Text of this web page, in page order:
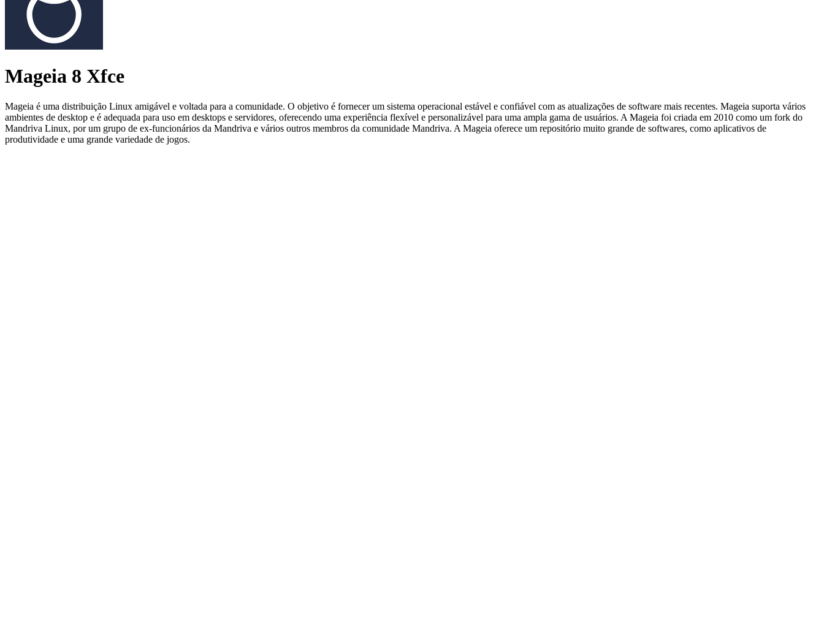
Mageia 8 Xfce
Mageia é uma distribuição Linux amigável e voltada para a comunidade. O objetivo é fornecer um sistema operacional estável e confiável com as atualizações de software mais recentes. Mageia suporta vários
ambientes de desktop e é adequada para uso em desktops e servidores, oferecendo uma experiência flexível e personalizável para uma ampla gama de usuários. A Mageia foi criada em 2010 como um fork do
Mandriva Linux, por um grupo de ex-funcionários da Mandriva e vários outros membros da comunidade Mandriva. A Mageia oferece um repositório muito grande de softwares, como aplicativos de
produtividade e uma grande variedade de jogos.